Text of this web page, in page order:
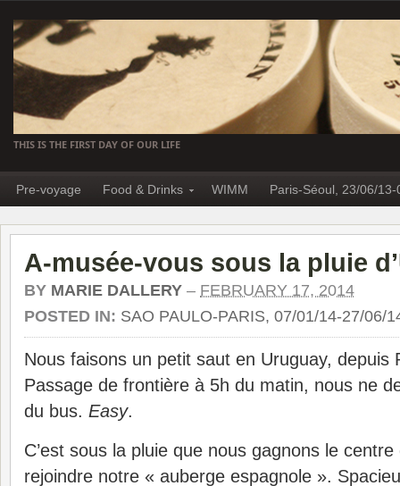
THIS IS THE FIRST DAY OF OUR LIFE
Pre-voyage Food & Drinks WIMM Paris-Séoul, 23/06/
A-musée-vous sous la pluie
BY MARIE DALLERY – FEBRUARY 17, 2014
POSTED IN: SAO PAULO-PARIS, 07/01/14-27/06/
Nous faisons un petit saut en Uruguay, depuis
Passage de frontière à 5h du matin, nous ne
du bus. Easy.
C’est sous la pluie que nous gagnons le
rejoindre notre « auberge espagnole ».